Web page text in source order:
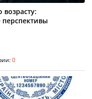
перспективы
0